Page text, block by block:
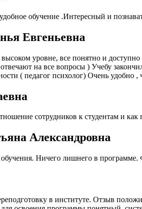
обучение .Интересный и
Евгеньевна
уровне, все понятно и
на все вопросы ) Учебу
( педагог психолог) Очень удобно ,
сотрудников к студентам и
Александровна
Ничего лишнего в программе.
в институте. Отзыв